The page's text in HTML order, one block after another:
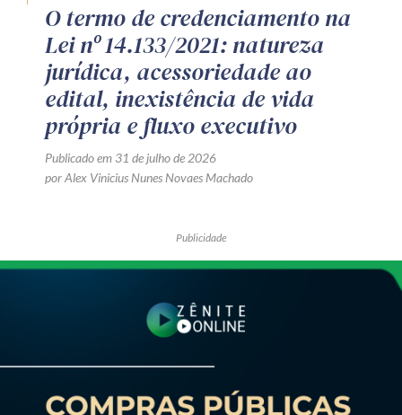
O termo de credenciamento na
Lei nº 14.133/2021: natureza
jurídica, acessoriedade ao
edital, inexistência de vida
própria e fluxo executivo
Publicado em 31 de julho de 2026
por Alex Vinicius Nunes Novaes Machado
Publicidade